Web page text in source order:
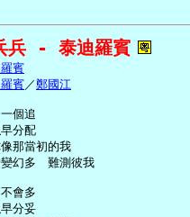
兵 - 泰迪羅賓
賓
賓／鄭國江
個追
分配
那當初的我
幻多　難測彼我
會多
分妥